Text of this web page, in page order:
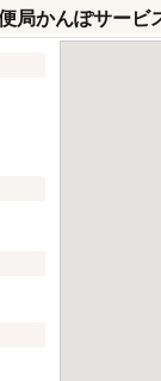
局かんぽサービ